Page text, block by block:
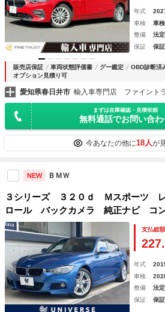
年式
車検
車
整備
法
保証
保
販売店保証 車両状態評価書 グー鑑定 OBD診断済
オプション見積り可
愛知県春日井市 輸入車専門店 ファイント
まずは在庫確認・見積依頼
無料通話でお問い合わ
今あなたの他に18人が
NEW ＢＭＷ
３シリーズ ３２０ｄ Ｍスポーツ レ
ロール バックカメラ 純正ナビ コ
席シートヒーター 前席パワーシート
ーンキープアシスト ブラインドス
禁煙車
支払総額
227.
年式
車検
整備
法
保証
保